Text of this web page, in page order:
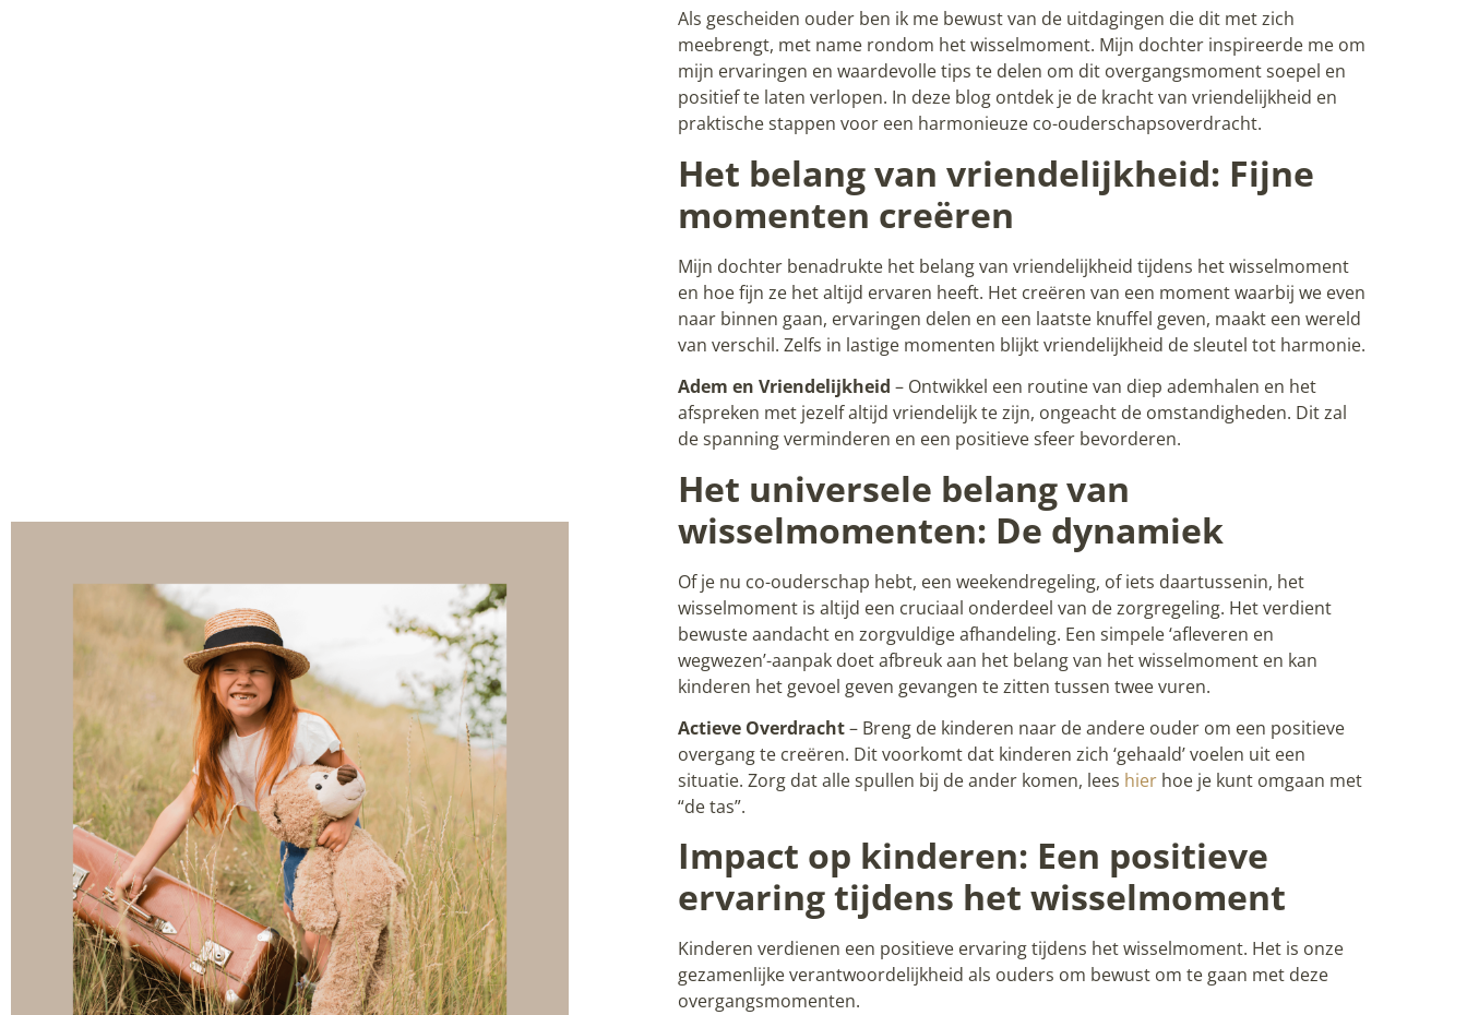
Als gescheiden ouder ben ik me bewust van de uitdagingen die dit met zich
meebrengt, met name rondom het wisselmoment. Mijn dochter inspireerde me om
mijn ervaringen en waardevolle tips te delen om dit overgangsmoment soepel en
positief te laten verlopen. In deze blog ontdek je de kracht van vriendelijkheid en
praktische stappen voor een harmonieuze co-ouderschapsoverdracht.
Het belang van vriendelijkheid: Fijne
momenten creëren
Mijn dochter benadrukte het belang van vriendelijkheid tijdens het wisselmoment
en hoe fijn ze het altijd ervaren heeft. Het creëren van een moment waarbij we even
naar binnen gaan, ervaringen delen en een laatste knuffel geven, maakt een wereld
van verschil. Zelfs in lastige momenten blijkt vriendelijkheid de sleutel tot harmonie.
Adem en Vriendelijkheid – Ontwikkel een routine van diep ademhalen en het
afspreken met jezelf altijd vriendelijk te zijn, ongeacht de omstandigheden. Dit zal
de spanning verminderen en een positieve sfeer bevorderen.
Het universele belang van
wisselmomenten: De dynamiek
Of je nu co-ouderschap hebt, een weekendregeling, of iets daartussenin, het
wisselmoment is altijd een cruciaal onderdeel van de zorgregeling. Het verdient
bewuste aandacht en zorgvuldige afhandeling. Een simpele ‘afleveren en
wegwezen’-aanpak doet afbreuk aan het belang van het wisselmoment en kan
kinderen het gevoel geven gevangen te zitten tussen twee vuren.
Actieve Overdracht– Breng de kinderen naar de andere ouder om een positieve
overgang te creëren. Dit voorkomt dat kinderen zich ‘gehaald’ voelen uit een
situatie. Zorg dat alle spullen bij de ander komen, lees hier hoe je kunt omgaan met
“de tas”.
Impact op kinderen: Een positieve
ervaring tijdens het wisselmoment
Kinderen verdienen een positieve ervaring tijdens het wisselmoment. Het is onze
gezamenlijke verantwoordelijkheid als ouders om bewust om te gaan met deze
overgangsmomenten.